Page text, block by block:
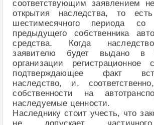
соответствующим заявлением
открытия наследства, то
шестимесячного периода
предыдущего собственника
средства. Когда
заявителю будет выдано в
организации регистрационное
подтверждающее факт
наследство, и,
собственности на
наследуемые ценности.
Наследнику стоит учесть, что